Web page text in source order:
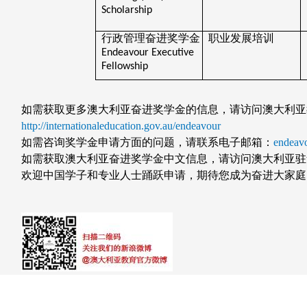
Scholarship
行政管理奋进奖学金
Endeavour Executive
Fellowship
职业发展培训
如需获取更多澳大利亚奋进奖学金的信息，请访问澳大利
http://internationaleducation.gov.au/endeavour
如需咨询奖学金申请方面的问题，请联系电子邮箱：
如需获取澳大利亚奋进奖学金中文信息，请访问澳大利亚
欢迎中国学子和专业人士踊跃申请，期待您成为奋进大家